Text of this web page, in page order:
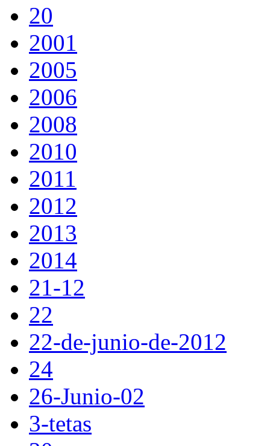
20
2001
2005
2006
2008
2010
2011
2012
2013
2014
21-12
22
22-de-junio-de-2012
24
26-Junio-02
3-tetas